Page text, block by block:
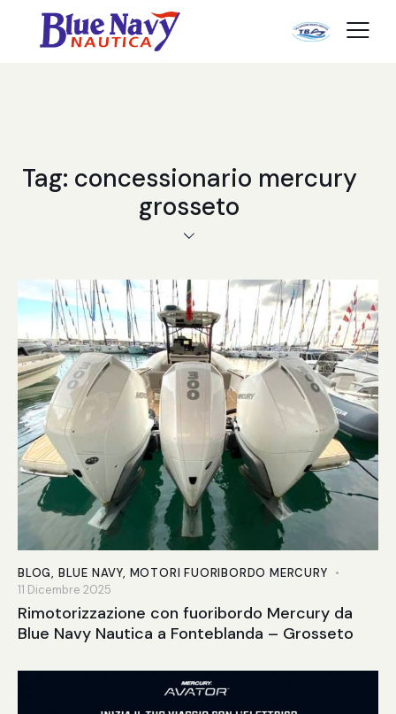
Tag: concessionario mercury
grosseto
BLOG, BLUE NAVY, MOTORI FUORIBORDO MERCURY
11 Dicembre 2025
Rimotorizzazione con fuoribordo Mercury da
Blue Navy Nautica a Fonteblanda – Grosseto